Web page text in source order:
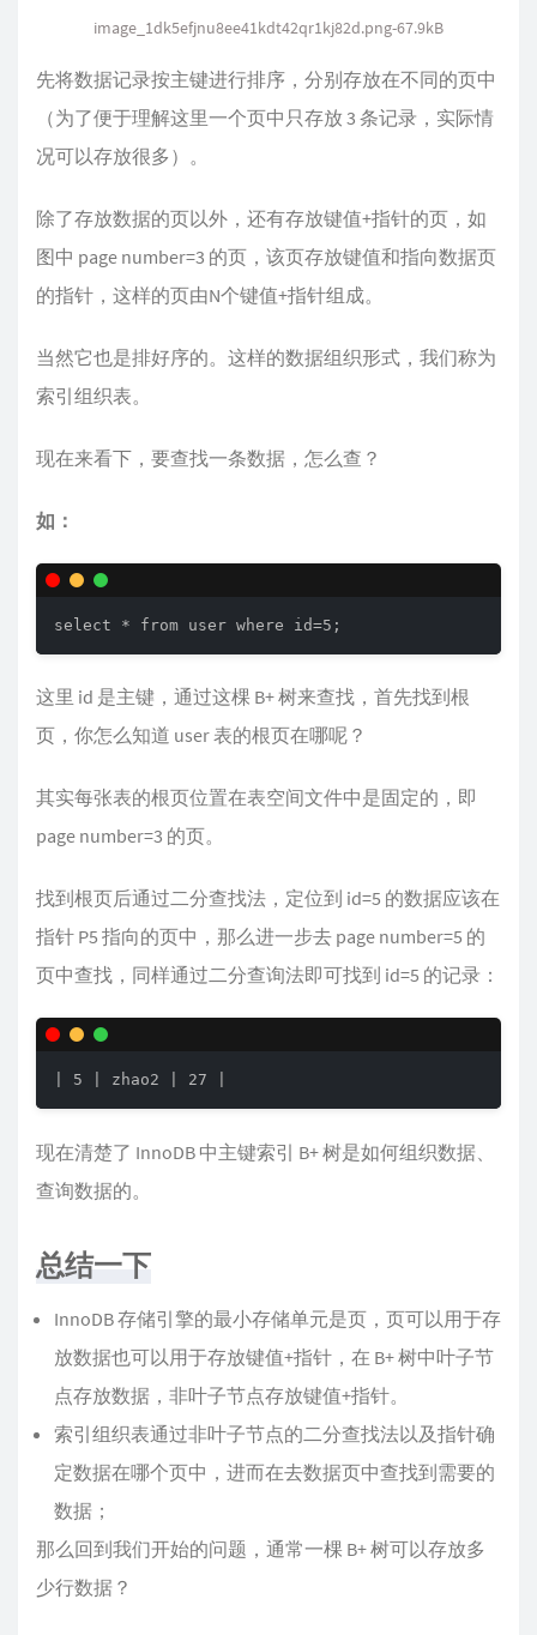
image_1dk5efjnu8ee41kdt42qr1kj82d.png-67.9kB
先将数据记录按主键进行排序，分别存放在不同的页中
（为了便于理解这里一个页中只存放 3 条记录，实际情
况可以存放很多）。
除了存放数据的页以外，还有存放键值+指针的页，如
图中 page number=3 的页，该页存放键值和指向数据页
的指针，这样的页由N个键值+指针组成。
当然它也是排好序的。这样的数据组织形式，我们称为
索引组织表。
现在来看下，要查找一条数据，怎么查？
如：
select * from user where id=5;
这里 id 是主键，通过这棵 B+ 树来查找，首先找到根
页，你怎么知道 user 表的根页在哪呢？
其实每张表的根页位置在表空间文件中是固定的，即
page number=3 的页。
找到根页后通过二分查找法，定位到 id=5 的数据应该在
指针 P5 指向的页中，那么进一步去 page number=5 的
页中查找，同样通过二分查询法即可找到 id=5 的记录：
| 5 | zhao2 | 27 |
现在清楚了 InnoDB 中主键索引 B+ 树是如何组织数据、
查询数据的。
总结一下
InnoDB 存储引擎的最小存储单元是页，页可以用于存
放数据也可以用于存放键值+指针，在 B+ 树中叶子节
点存放数据，非叶子节点存放键值+指针。
索引组织表通过非叶子节点的二分查找法以及指针确
定数据在哪个页中，进而在去数据页中查找到需要的
数据；
那么回到我们开始的问题，通常一棵 B+ 树可以存放多
少行数据？